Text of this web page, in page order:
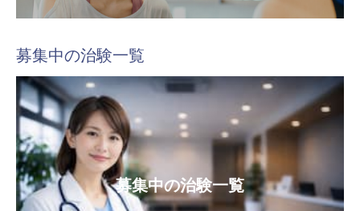
募集中の治験一覧
募集中の治験一覧